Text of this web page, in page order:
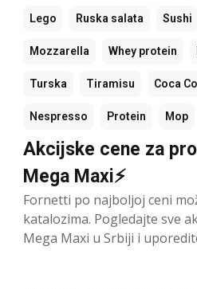
Lego Ruska salata Sushi
Mozzarella Whey protein
Turska Tiramisu Coca
Nespresso Protein Mop
Akcijske cene za
Mega Maxi⚡
Fornetti po najboljoj ceni
katalozima. Pogledajte sve
Mega Maxi u Srbiji i